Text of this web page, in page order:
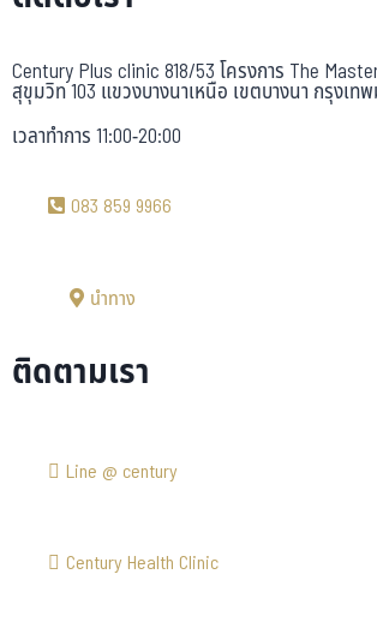
Century Plus clinic 818/53 โครงการ The
สุขุมวิท 103 แขวงบางนาเหนือ เขตบางนา กรุงเท
เวลาทำการ 11:00-20:00
083 859 9966
นำทาง
ติดตามเรา
Line @ century
Century Health Clinic